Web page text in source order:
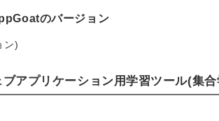
のバージョン
ン)
アプリケーション用学習ツール(集合